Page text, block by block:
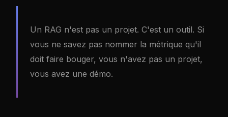
Un RAG n'est pas un projet. C'est un outil. Si
vous ne savez pas nommer la métrique qu'il
doit faire bouger, vous n'avez pas un projet,
vous avez une démo.